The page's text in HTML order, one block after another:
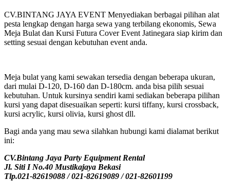
CV.BINTANG JAYA EVENT Menyediakan berbagai pilihan alat
pesta lengkap dengan harga sewa yang terbilang ekonomis, Sewa
Meja Bulat dan Kursi Futura Cover Event Jatinegara siap kirim dan
setting sesuai dengan kebutuhan event anda.
Meja bulat yang kami sewakan tersedia dengan beberapa ukuran,
dari mulai D-120, D-160 dan D-180cm. anda bisa pilih sesuai
kebutuhan. Untuk kursinya sendiri kami sediakan beberapa pilihan
kursi yang dapat disesuaikan seperti: kursi tiffany, kursi crossback,
kursi acrylic, kursi olivia, kursi ghost dll.
Bagi anda yang mau sewa silahkan hubungi kami dialamat berikut
ini:
CV.Bintang Jaya Party Equipment Rental
Jl. Siti I No.40 Mustikajaya Bekasi
Tlp.021-82619088 / 021-82619089 / 021-82601199